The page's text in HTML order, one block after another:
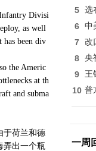
Divisi
as well
been div
the Americ
at th
and subma
于荷兰和德
弄出一个瓶
5 选
6 中
7 改
8 央
9 王
10 普
一周